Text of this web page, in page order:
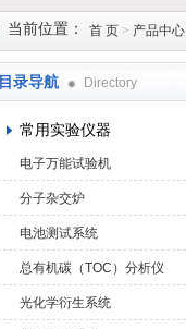
当前位置： 首 页 > 产品中心
目录导航 Directory
常用实验仪器
电子万能试验机
分子杂交炉
电池测试系统
总有机碳（TOC）分析仪
光化学衍生系统